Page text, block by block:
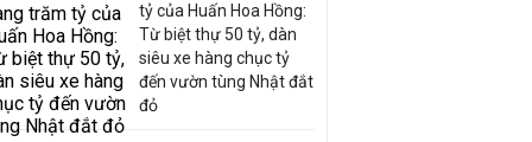
tỷ của Huấn Hoa Hồng:
Từ biệt thự 50 tỷ, dàn
siêu xe hàng chục tỷ
đến vườn tùng Nhật đắt
đỏ